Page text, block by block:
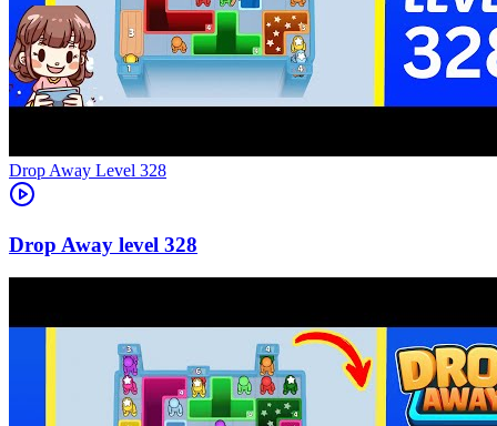
Level 328
328